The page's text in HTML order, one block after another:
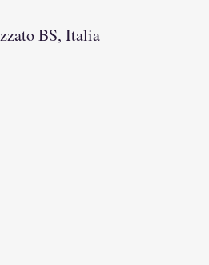
BS, Italia